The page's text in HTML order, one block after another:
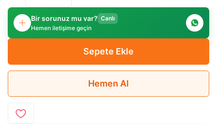
Bir sorunuz mu var? Canlı
Hemen iletişime geçin
Sepete Ekle
Hemen Al